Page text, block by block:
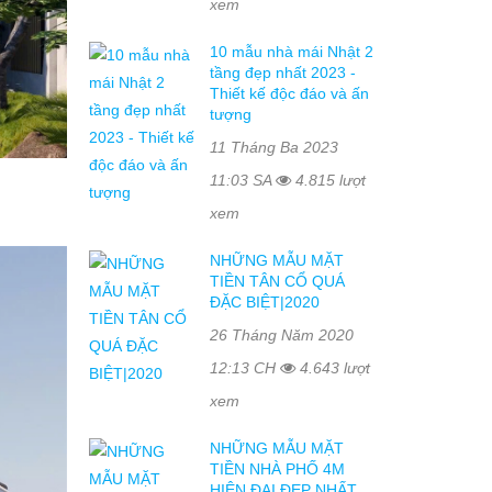
xem
10 mẫu nhà mái Nhật 2
tầng đẹp nhất 2023 -
Thiết kế độc đáo và ấn
tượng
11 Tháng Ba 2023
11:03 SA
4.815 lượt
xem
NHỮNG MẪU MẶT
TIỀN TÂN CỔ QUÁ
ĐẶC BIỆT|2020
26 Tháng Năm 2020
12:13 CH
4.643 lượt
xem
NHỮNG MẪU MẶT
TIỀN NHÀ PHỐ 4M